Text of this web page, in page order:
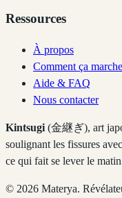
Ressources
À propos
Comment ça marche
Aide & FAQ
Nous contacter
Kintsugi (金継ぎ), art
soulignant les fissures
ce qui fait se lever le
© 2026 Materya.